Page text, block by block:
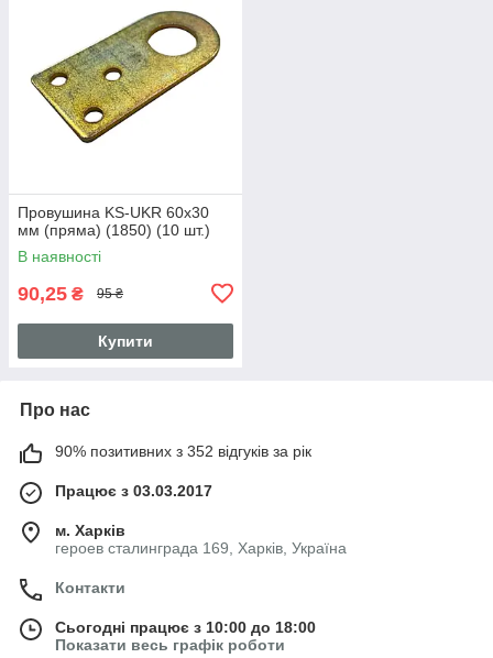
Провушина KS-UKR 60x30
мм (пряма) (1850) (10 шт.)
В наявності
90,25 ₴ 95 ₴
Купити
Про нас
90% позитивних з 352 відгуків за рік
Працює з 03.03.2017
м. Харків
героев сталинграда 169, Харків, Україна
Контакти
Сьогодні працює з 10:00 до 18:00
Показати весь графік роботи